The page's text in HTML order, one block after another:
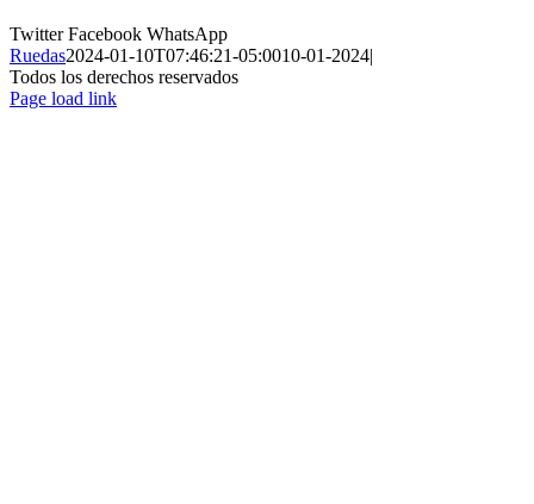
TwitterFacebook WhatsApp
Ruedas2024-01-10T07:46:21-05:0010-01-2024|
Todos los derechos reservados
Page load link